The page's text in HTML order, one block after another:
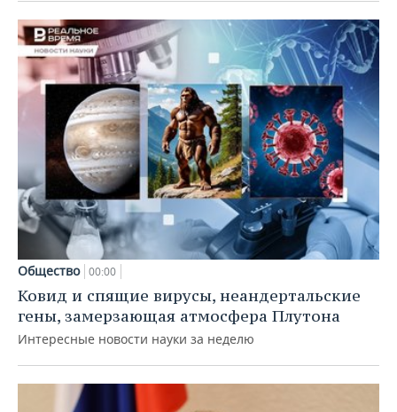
Общество 00:00
Ковид и спящие вирусы, неандертальские
гены, замерзающая атмосфера Плутона
Интересные новости науки за неделю